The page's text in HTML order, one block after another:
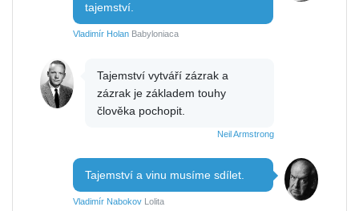
tajemství.
Vladimír Holan Babyloniaca
Tajemství vytváří zázrak a
zázrak je základem touhy
člověka pochopit.
Neil Armstrong
Tajemství a vinu musíme sdílet.
Vladimír Nabokov Lolita